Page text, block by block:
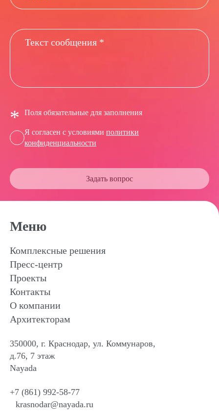
Задать вопрос
* Поля обязательные для заполнения
Я согласен с условиями политики
конфиденциальности
Меню
Комплексные решения
Пресс-центр
Проекты
Контакты
О компании
Архитекторам
350000, г. Краснодар, ул. Коммунаров,
д.76, 7 этаж
Nayada
+7 (861) 992-58-77
krasnodar@nayada.ru